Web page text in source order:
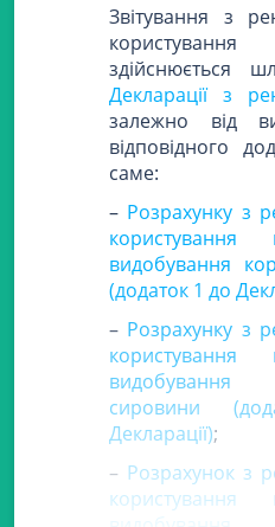
Звітування з
здійснюється
Декларації з
залежно від
відповідного
саме:
– Розрахунку з
видобування
(додаток 1 до
– Розрахунку з
видобування
сировини
Декларації);
– Розрахунок з